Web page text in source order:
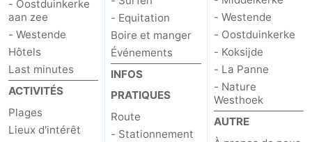
- Oostduinkerke
aan zee
- Westende
Hôtels
Last minutes
ACTIVITÉS
Plages
Lieux d'intérêt
- Equitation
Boire et manger
Événements
INFOS
PRATIQUES
Route
- Stationnement
- Westende
- Oostduinkerke
- Koksijde
- La Panne
- Nature
Westhoek
AUTRE